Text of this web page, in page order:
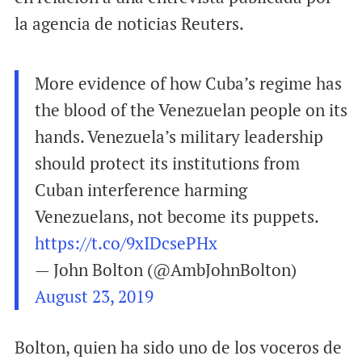
la agencia de noticias Reuters.
More evidence of how Cuba’s regime has
the blood of the Venezuelan people on its
hands. Venezuela’s military leadership
should protect its institutions from
Cuban interference harming
Venezuelans, not become its puppets.
https://t.co/9xIDcsePHx
— John Bolton (@AmbJohnBolton)
August 23, 2019
Bolton, quien ha sido uno de los voceros de